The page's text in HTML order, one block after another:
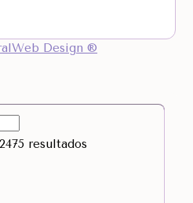
Design ®
resultados